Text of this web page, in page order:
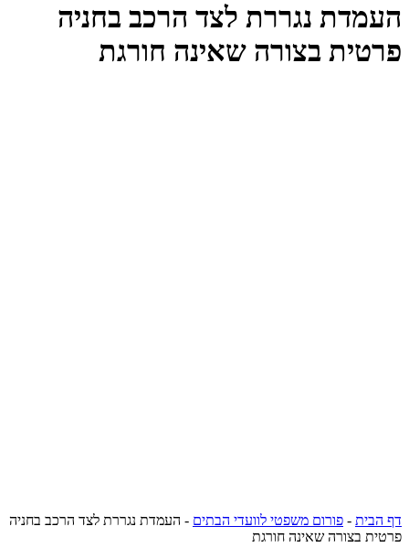
העמדת נגררת לצד הרכב בחניה
פרטית בצורה שאינה חורגת
דף הבית - פורום משפטי לוועדי הבתים - העמדת נגררת לצד הרכב בחניה
פרטית בצורה שאינה חורגת